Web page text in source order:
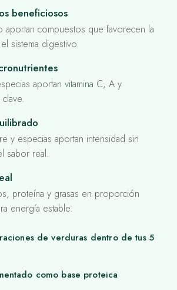
beneficiosos
aportan compuestos que favorecen la
sistema digestivo.
aportan vitamina C, A y
y especias aportan intensidad sin
sabor real.
proteína y grasas en proporción
energía estable.
de verduras dentro de tus 5
como base proteica